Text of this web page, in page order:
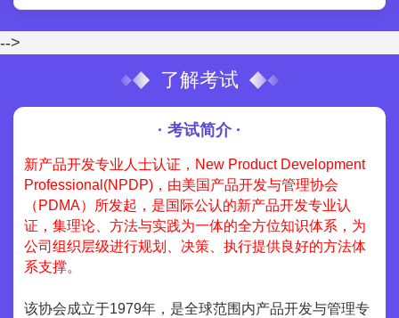
-->
了解考试
· 考试简介 ·
新产品开发专业人士认证，New Product Development
Professional(NPDP)，由美国产品开发与管理协会
（PDMA）所发起，是国际公认的新产品开发专业认
证，集理论、方法与实践为一体的全方位知识体系，为
公司组织层级进行规划、决策、执行提供良好的方法体
系支撑。
该协会成立于1979年，是全球范围内产品开发与管理专